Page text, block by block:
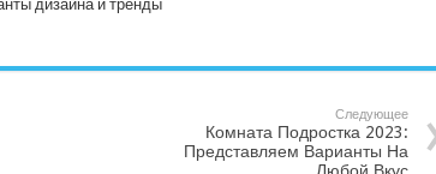
Следующее
Комната Подростка 2023:
Представляем Варианты На